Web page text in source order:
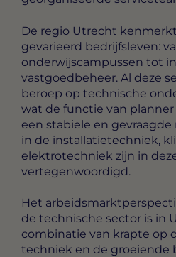
De regio Utrecht
gevarieerd bedrijfsleven:
onderwijscampussen tot
vastgoedbeheer. Al deze
beroep op technische
wat de functie van
een stabiele en
in de installatietechniek,
elektrotechniek zijn in
vertegenwoordigd.
Het
de technische sector is in
combinatie van krapte op
techniek en de groeiende